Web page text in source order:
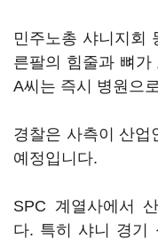
민주노총 샤니지회
른팔의 힘줄과 뼈가
A씨는 즉시 병원으
경찰은 사측이 산업
예정입니다.
SPC 계열사에서
다. 특히 샤니 경기